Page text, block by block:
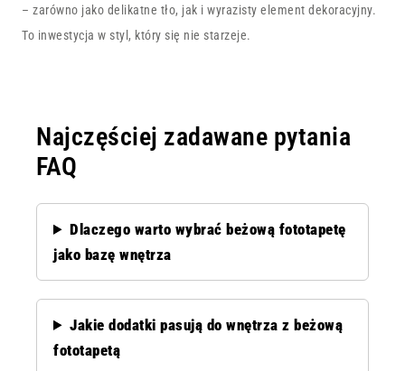
– zarówno jako delikatne tło, jak i wyrazisty element dekoracyjny.
To inwestycja w styl, który się nie starzeje.
Najczęściej zadawane pytania
FAQ
Dlaczego warto wybrać beżową fototapetę
jako bazę wnętrza
Jakie dodatki pasują do wnętrza z beżową
fototapetą